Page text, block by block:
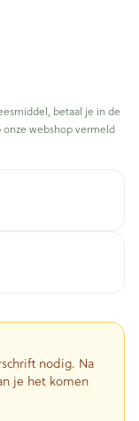
betaal je in de
webshop vermeld
nodig. Na
je het komen